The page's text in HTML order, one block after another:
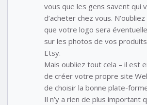
vous que les gens savent qui
d’acheter chez vous.
que votre logo sera
sur les photos de vos
Etsy.
Mais oubliez tout cela – il est
de créer votre propre site
de choisir la bonne plate-
Il n’y a rien de plus important